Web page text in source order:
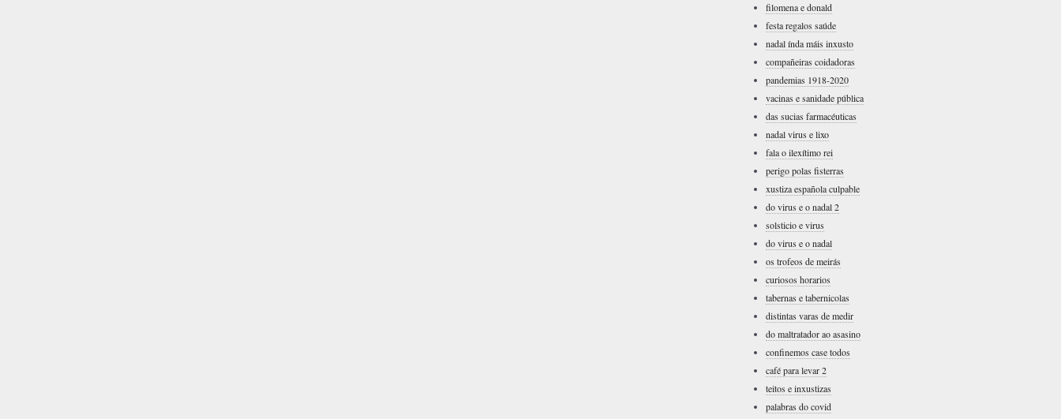
filomena e donald
festa regalos saúde
nadal índa máis inxusto
compañeiras coidadoras
pandemias 1918-2020
vacinas e sanidade pública
das sucias farmacéuticas
nadal virus e lixo
fala o ilexítimo rei
perigo polas fisterras
xustiza española culpable
do virus e o nadal 2
solsticio e virus
do virus e o nadal
os trofeos de meirás
curiosos horarios
tabernas e tabernicolas
distintas varas de medir
do maltratador ao asasino
confinemos case todos
café para levar 2
teitos e inxustizas
palabras do covid